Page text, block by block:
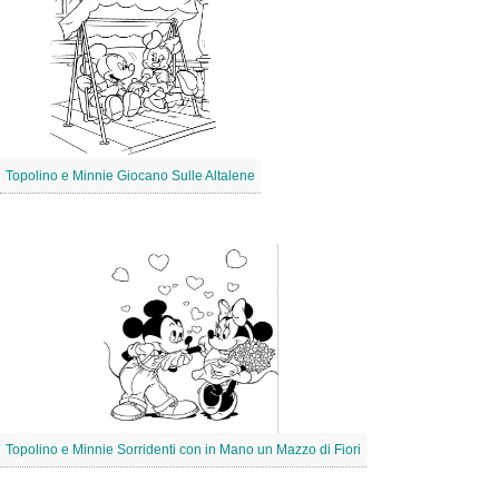
Topolino e Minnie Giocano Sulle Altalene
Topolino e Minnie Sorridenti con in Mano un Mazzo di Fiori